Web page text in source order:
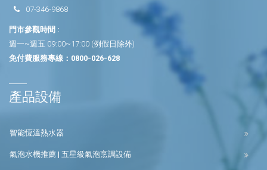
07-346-9868
門市參觀時間 :
週一~週五 09:00~17:00 (例假日除外)
免付費服務專線： 0800-026-628
產品設備
智能恆溫熱水器
氣泡水機推薦 | 五星級氣泡烹調設備